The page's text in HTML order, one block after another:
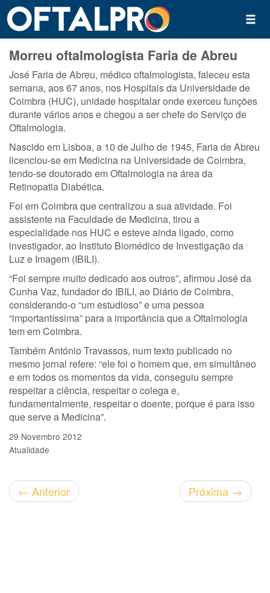
Morreu oftalmologista Faria de Abreu
José Faria de Abreu, médico oftalmologista, faleceu esta
semana, aos 67 anos, nos Hospitais da Universidade de
Coimbra (HUC), unidade hospitalar onde exerceu funções
durante vários anos e chegou a ser chefe do Serviço de
Oftalmologia.
Nascido em Lisboa, a 10 de Julho de 1945, Faria de Abreu
licenciou-se em Medicina na Universidade de Coimbra,
tendo-se doutorado em Oftalmologia na área da
Retinopatia Diabética.
Foi em Coimbra que centralizou a sua atividade. Foi
assistente na Faculdade de Medicina, tirou a
especialidade nos HUC e esteve ainda ligado, como
investigador, ao Instituto Biomédico de Investigação da
Luz e Imagem (IBILI).
“Foi sempre muito dedicado aos outros”, afirmou José da
Cunha Vaz, fundador do IBILI, ao Diário de Coimbra,
considerando-o “um estudioso” e uma pessoa
“importantíssima” para a importância que a Oftalmologia
tem em Coimbra.
Também António Travassos, num texto publicado no
mesmo jornal refere: “ele foi o homem que, em simultâneo
e em todos os momentos da vida, conseguiu sempre
respeitar a ciência, respeitar o colega e,
fundamentalmente, respeitar o doente, porque é para isso
que serve a Medicina”.
29 Novembro 2012
Atualidade
← Anterior Próxima →